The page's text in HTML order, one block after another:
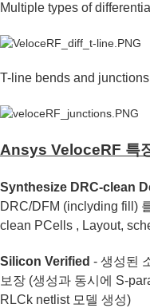
Multiple types of
T-line bends and junctions
Ansys VeloceRF 특
Synthesize DRC-clean
DRC/DFM (inclyding fill)
clean PCells , Layout,
Silicon Verified - 생성된
보장 (생성과 동시에 S-
RLCk netlist 모델 생성)